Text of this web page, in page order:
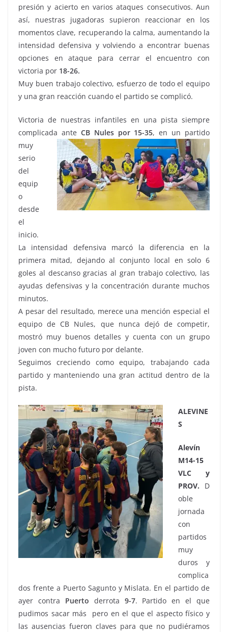
presión y acierto en varios ataques consecutivos. Aun
así, nuestras jugadoras supieron reaccionar en los
momentos clave, recuperando la calma, aumentando la
intensidad defensiva y volviendo a encontrar buenas
opciones en ataque para cerrar el encuentro con
victoria por 18-26.
Muy buen trabajo colectivo, esfuerzo de todo el equipo
y una gran reacción cuando el partido se complicó.
Victoria de nuestras infantiles en una pista siempre
complicada ante CB Nules por 15-35, en un partido
muy
serio
del
equip
o
desde
el
inicio.
La intensidad defensiva marcó la diferencia en la
primera mitad, dejando al conjunto local en solo 6
goles al descanso gracias al gran trabajo colectivo, las
ayudas defensivas y la concentración durante muchos
minutos.
A pesar del resultado, merece una mención especial el
equipo de CB Nules, que nunca dejó de competir,
mostró muy buenos detalles y cuenta con un grupo
joven con mucho futuro por delante.
Seguimos creciendo como equipo, trabajando cada
partido y manteniendo una gran actitud dentro de la
pista.
ALEVINE
S
Alevín
M14-15
VLC y
PROV. D
oble
jornada
con
partidos
muy
duros y
complica
dos frente a Puerto Sagunto y Mislata. En el partido de
ayer contra Puerto derrota 9-7. Partido en el que
pudimos sacar más pero en el que el aspecto físico y
las ausencias fueron claves para que no pudiéramos